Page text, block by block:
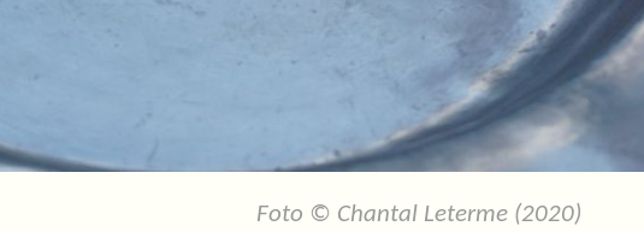
Foto © Chantal Leterme (2020)